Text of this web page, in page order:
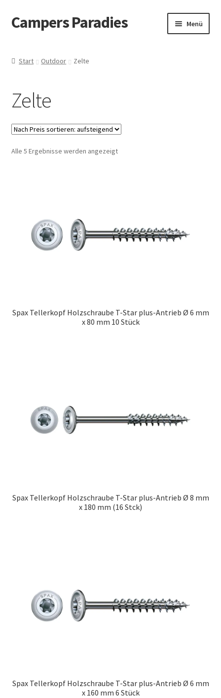
Zur
Navigation
Zum
Inhalt
Campers Paradies Menü
Outdoor
Bekleidung
Freizeitbeschäftigung
Marken
Start Outdoor Zelte
Zelte
Alle 5 Ergebnisse werden angezeigtNach
Spax Tellerkopf Holzschraube T-Star plus-Antrieb Ø 6 mm
x 80 mm 10 Stück
Spax Tellerkopf Holzschraube T-Star plus-Antrieb Ø 8 mm
x 180 mm (16 Stck)
Spax Tellerkopf Holzschraube T-Star plus-Antrieb Ø 6 mm
x 160 mm 6 Stück